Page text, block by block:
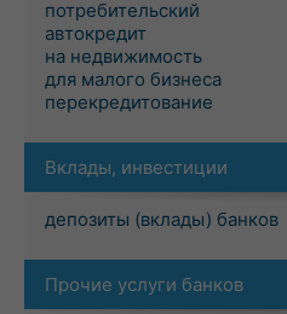
потребительский
автокредит
на недвижимость
для малого бизнеса
перекредитование
Вклады, инвестиции
депозиты (вклады) банков
Прочие услуги банков